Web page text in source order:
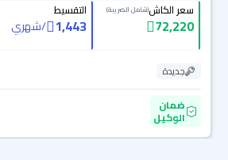
سعر الكاش(شامل الضريبة)
72,220
التقسيط
1,443
/شهري
جديدة
ضمان
الوكيل